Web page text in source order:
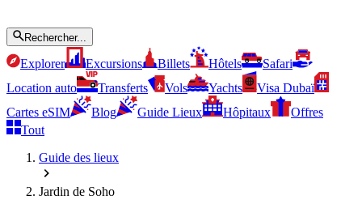
Rechercher...
Explorer Excursions Billets Hôtels
Safari
Location auto
Transferts Vols Yachts
Visa Dubaï
Cartes eSIM
Blog Guide Lieux Hôpitaux
Offres
Tout
Guide des lieux
Jardin de Soho